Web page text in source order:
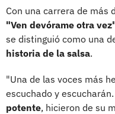
Con una carrera de más
"Ven devórame otra
se distinguió como una
historia de la salsa.
"Una de las voces más
escuchado y escucharán.
potente, hicieron de su